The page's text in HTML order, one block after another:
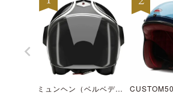
ミュンヘン（ベルベデーレ）